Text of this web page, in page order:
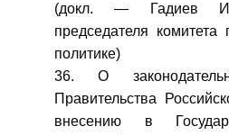
(докл. — Гадиев
председателя комитета
политике)
36. О
Правительства
внесению в